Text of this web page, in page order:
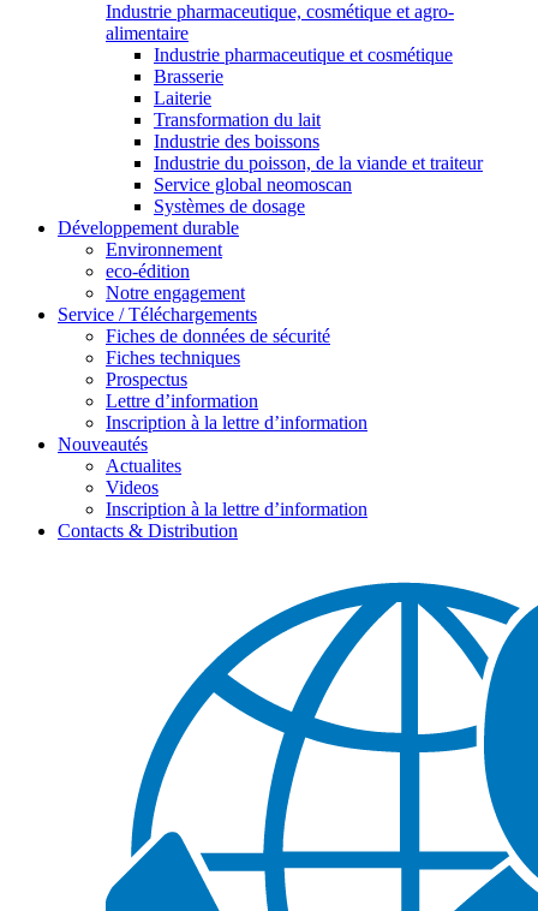
Industrie pharmaceutique, cosmétique et agro-
alimentaire
Industrie pharmaceutique et cosmétique
Brasserie
Laiterie
Transformation du lait
Industrie des boissons
Industrie du poisson, de la viande et traiteur
Service global neomoscan
Systèmes de dosage
Développement durable
Environnement
eco-édition
Notre engagement
Service / Téléchargements
Fiches de données de sécurité
Fiches techniques
Prospectus
Lettre d’information
Inscription à la lettre d’information
Nouveautés
Actualites
Videos
Inscription à la lettre d’information
Contacts & Distribution